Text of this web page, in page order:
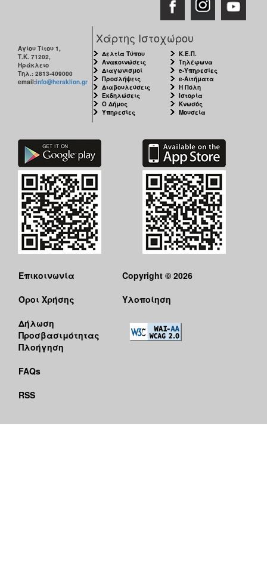
Αγίου Τίτου 1,
Τ.Κ. 71202,
Ηράκλειο
Τηλ.: 2813-409000
email:info@heraklion.gr
Χάρτης Ιστοχώρου
Δελτία Τύπου
Ανακοινώσεις
Διαγωνισμοί
Προσλήψεις
Διαβουλεύσεις
Εκδηλώσεις
Ο Δήμος
Υπηρεσίες
Κ.Ε.Π.
Τηλέφωνα
e-Υπηρεσίες
e-Αιτήματα
Η Πόλη
Ιστορία
Κνωσός
Μουσεία
Επικοινωνία
Όροι Χρήσης
Δήλωση
Προσβασιμότητας
Πλοήγηση
FAQs
RSS
Copyright © 2026
Υλοποίηση